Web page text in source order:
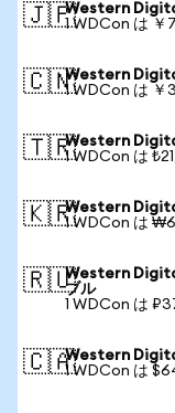
🇯🇵Western
1 WDCon は
🇨🇳Western
1 WDCon は ￥
🇹🇷Western
1 WDCon は
🇰🇷Western
1 WDCon は
🇷🇺Western
ブル
1 WDCon は
🇨🇦Western
1 WDCon は